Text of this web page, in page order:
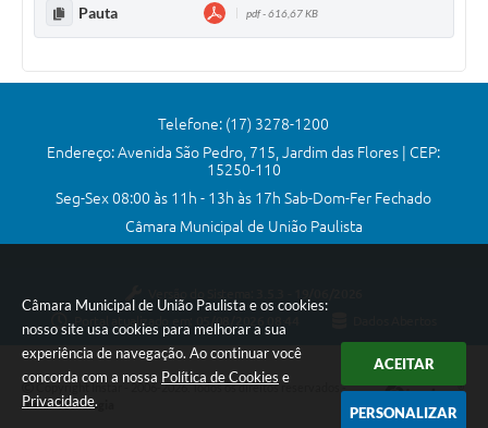
Câmara Municipal de União Paulista e os cookies:
nosso site usa cookies para melhorar a sua
experiência de navegação. Ao continuar você
concorda com a nossa Política de Cookies e
Privacidade.
ACEITAR
PERSONALIZAR
Sessão Plenária
Galeria de Presidentes
Galeria de Fotos
Contratos
Pauta pdf - 616,67 KB
Telefone: (17) 3278-1200
Endereço: Avenida São Pedro, 715, Jardim das Flores | CEP:
15250-110
Seg-Sex 08:00 às 11h - 13h às 17h Sab-Dom-Fer Fechado
Câmara Municipal de União Paulista
Portal atualizado em:
05/08/2026 08:44
Copyright Instar - 2006-2026. Todos os direitos reservados -
Instar Tecnologia